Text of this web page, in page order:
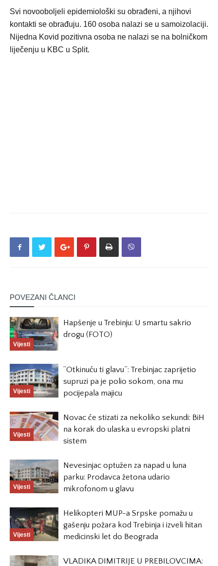
Svi novooboljeli epidemiološki su obrađeni, a njihovi
kontakti se obrađuju. 160 osoba nalazi se u samoizolaciji.
Nijedna Kovid pozitivna osoba ne nalazi se na bolničkom
liječenju u KBC u Split.
POVEZANI ČLANCI
Vijesti
Hapšenje u Trebinju: U smartu sakrio
drogu (FOTO)
Vijesti
“Otkinuću ti glavu”: Trebinjac zaprijetio
supruzi pa je polio sokom, ona mu
pocijepala majicu
Vijesti
Novac će stizati za nekoliko sekundi: BiH
na korak do ulaska u evropski platni
sistem
Vijesti
Nevesinjac optužen za napad u luna
parku: Prodavca žetona udario
mikrofonom u glavu
Vijesti
Helikopteri MUP-a Srpske pomažu u
gašenju požara kod Trebinja i izveli hitan
medicinski let do Beograda
VLADIKA DIMITRIJE U PREBILOVCIMA: